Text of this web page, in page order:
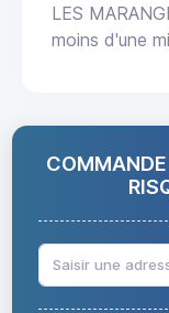
LES
moins d'une